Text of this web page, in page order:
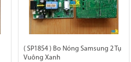
( SP1854 ) Bo Nóng Samsung 2 Tụ
Vuông Xanh